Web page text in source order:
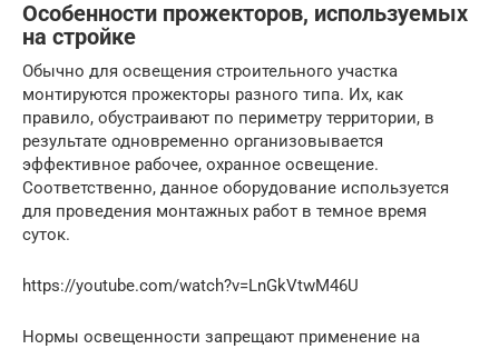
Особенности прожекторов, используемых
на стройке
Обычно для освещения строительного участка
монтируются прожекторы разного типа. Их, как
правило, обустраивают по периметру территории, в
результате одновременно организовывается
эффективное рабочее, охранное освещение.
Соответственно, данное оборудование используется
для проведения монтажных работ в темное время
суток.
https://youtube.com/watch?v=LnGkVtwM46U
Нормы освещенности запрещают применение на